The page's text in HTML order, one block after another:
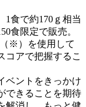
食で約170ｇ相当
食限定で販売。
※）を使用して
コアで把握するこ
ベントをきっかけ
できることを期待